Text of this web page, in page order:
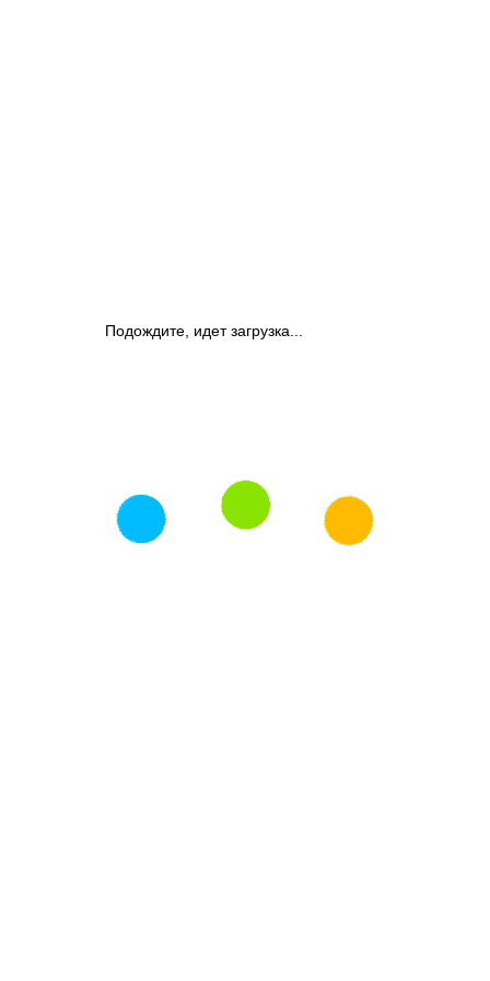
Подождите, идет загрузка...